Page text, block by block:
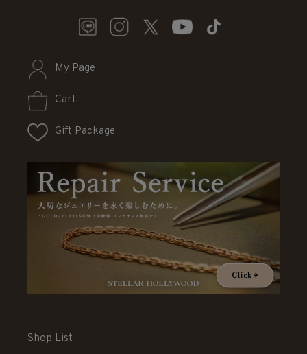
My Page
Cart
Gift Package
Shop List